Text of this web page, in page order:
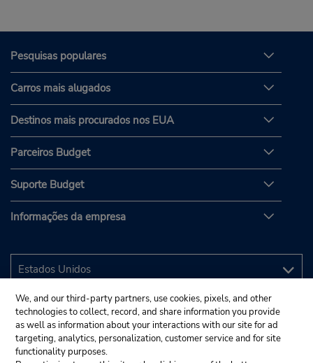
Pesquisas populares
Carros mais alugados
Destinos mais procurados nos EUA
Parceiros Budget
Suporte Budget
Informações da empresa
We, and our third-party partners, use cookies, pixels, and other
technologies to collect, record, and share information you provide
as well as information about your interactions with our site for ad
targeting, analytics, personalization, customer service and for site
functionality purposes.